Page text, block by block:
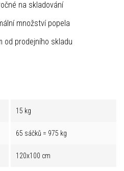
na skladování
množství popela
od prodejního skladu
15 kg
65 sáčků = 975 kg
120x100 cm